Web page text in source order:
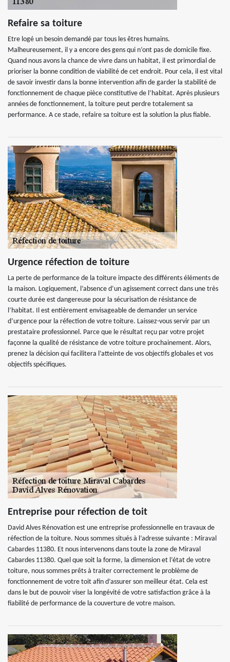
Refaire sa toiture
Etre logé un besoin demandé par tous les êtres humains.
Malheureusement, il y a encore des gens qui n’ont pas de domicile fixe.
Quand nous avons la chance de vivre dans un habitat, il est primordial de
prioriser la bonne condition de viabilité de cet endroit. Pour cela, il est vital
de savoir investir dans la bonne intervention afin de garder la stabilité de
fonctionnement de chaque pièce constitutive de l’habitat. Après plusieurs
années de fonctionnement, la toiture peut perdre totalement sa
performance. A ce stade, refaire sa toiture est la solution la plus fiable.
Urgence réfection de toiture
La perte de performance de la toiture impacte des différents éléments de
la maison. Logiquement, l’absence d’un agissement correct dans une très
courte durée est dangereuse pour la sécurisation de résistance de
l’habitat. Il est entièrement envisageable de demander un service
d’urgence pour la réfection de votre toiture. Laissez-vous servir par un
prestataire professionnel. Parce que le résultat reçu par votre projet
façonne la qualité de résistance de votre toiture prochainement. Alors,
prenez la décision qui facilitera l’atteinte de vos objectifs globales et vos
objectifs spécifiques.
Entreprise pour réfection de toit
David Alves Rénovation est une entreprise professionnelle en travaux de
réfection de la toiture. Nous sommes situés à l’adresse suivante : Miraval
Cabardes 11380. Et nous intervenons dans toute la zone de Miraval
Cabardes 11380. Quel que soit la forme, la dimension et l’état de votre
toiture, nous sommes prêts à traiter correctement le problème de
fonctionnement de votre toit afin d’assurer son meilleur état. Cela est
dans le but de pouvoir viser la longévité de votre satisfaction grâce à la
fiabilité de performance de la couverture de votre maison.